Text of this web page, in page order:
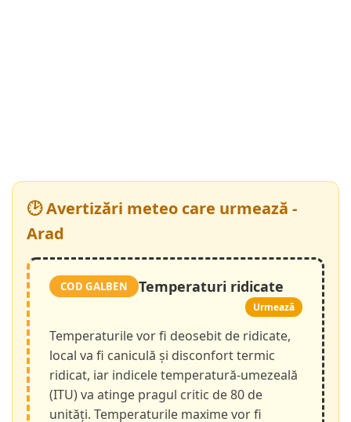
🕑 Avertizări meteo care urmează -
Arad
COD GALBEN Temperaturi ridicate
Urmează
Temperaturile vor fi deosebit de ridicate,
local va fi caniculă și disconfort termic
ridicat, iar indicele temperatură-umezeală
(ITU) va atinge pragul critic de 80 de
unități. Temperaturile maxime vor fi